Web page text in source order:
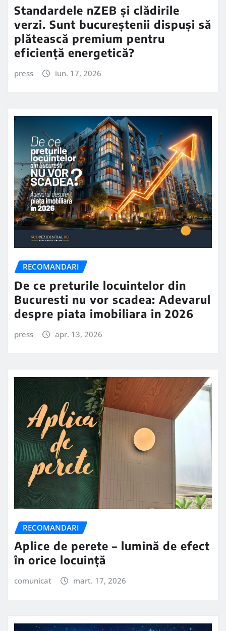
Standardele nZEB și clădirile
verzi. Sunt bucureștenii dispuși să
plătească premium pentru
eficiență energetică?
press iun. 17, 2026
RECOMANDARI
De ce preturile locuintelor din
Bucuresti nu vor scadea: Adevarul
despre piata imobiliara in 2026
press apr. 13, 2026
RECOMANDARI
Aplice de perete – lumină de efect
în orice locuință
comunicat mart. 17, 2026